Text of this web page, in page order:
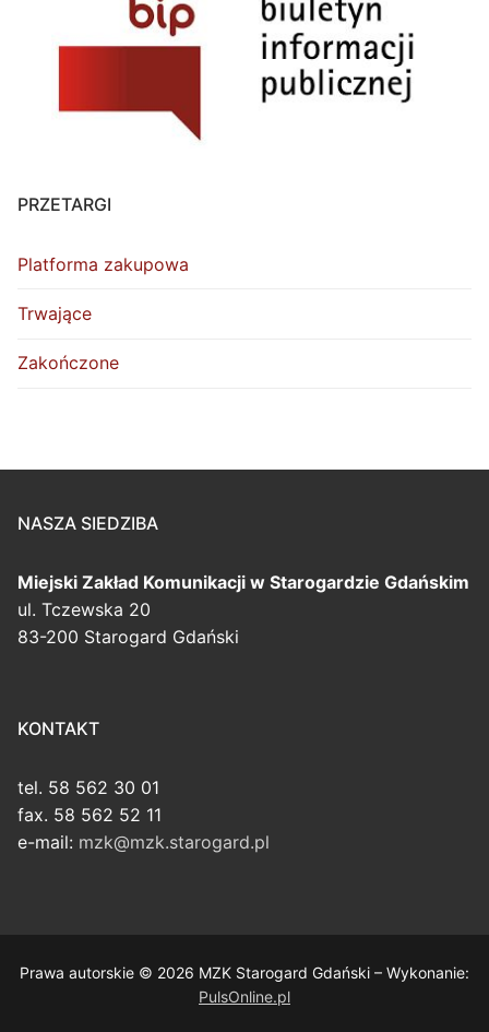
PRZETARGI
Platforma zakupowa
Trwające
Zakończone
NASZA SIEDZIBA
Miejski Zakład Komunikacji w Starogardzie Gdańskim
ul. Tczewska 20
83-200 Starogard Gdański
KONTAKT
tel. 58 562 30 01
fax. 58 562 52 11
e-mail: mzk@mzk.starogard.pl
Prawa autorskie © 2026 MZK Starogard Gdański – Wykonanie:
PulsOnline.pl